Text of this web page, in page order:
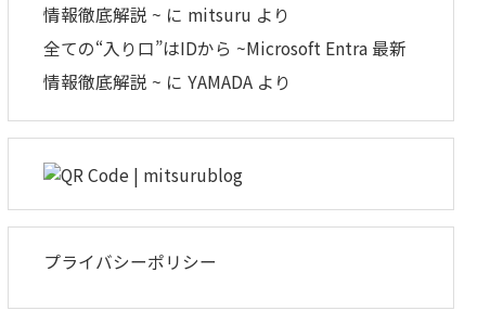
情報徹底解説 ~ に mitsuru より
全ての“入り口”はIDから ~Microsoft Entra 最新
情報徹底解説 ~ に YAMADA より
プライバシーポリシー